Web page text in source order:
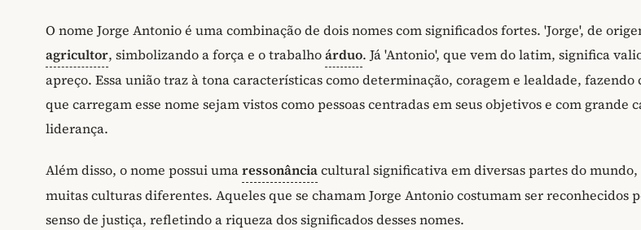
O nome Jorge Antonio é uma combinação de dois nomes com significados fortes. 'Jorge', de
agricultor, simbolizando a força e o trabalhoárduo. Já 'Antonio', que vem do latim, significa
apreço. Essa união traz à tona características como determinação, coragem e lealdade, fazendo
que carregam esse nome sejam vistos como pessoas centradas em seus objetivos e com grande
liderança.
Além disso, o nome possui umaressonânciacultural significativa em diversas partes do
muitas culturas diferentes. Aqueles que se chamam Jorge Antonio costumam ser reconhecidos
senso de justiça, refletindo a riqueza dos significados desses nomes.